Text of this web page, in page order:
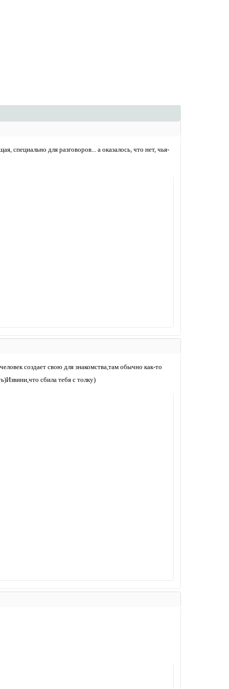
специально для разговоров... а оказалось, что нет, чья-
создает свою для знакомства,там обычно как-то
сбила тебя с толку)